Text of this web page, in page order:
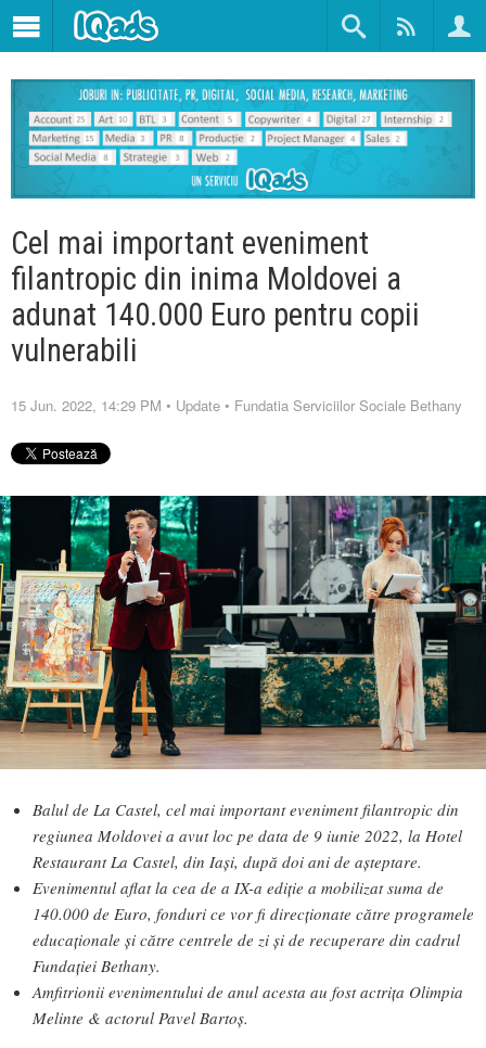
Cel mai important eveniment
filantropic din inima Moldovei a
adunat 140.000 Euro pentru copii
vulnerabili
15 Jun. 2022, 14:29 PM • Update • Fundatia Serviciilor Sociale Bethany
Balul de La Castel, cel mai important eveniment filantropic din
regiunea Moldovei a avut loc pe data de 9 iunie 2022, la Hotel
Restaurant La Castel, din Iași, după doi ani de așteptare.
Evenimentul aflat la cea de a IX-a ediție a mobilizat suma de
140.000 de Euro, fonduri ce vor fi direcționate către programele
educaționale și către centrele de zi și de recuperare din cadrul
Fundației Bethany.
Amfitrionii evenimentului de anul acesta au fost actrița Olimpia
Melinte & actorul Pavel Bartoș.